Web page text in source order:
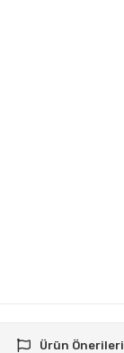
Ürün Önerileri